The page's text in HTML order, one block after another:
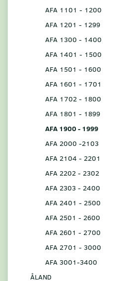
AFA 1101 - 1200
AFA 1201 - 1299
AFA 1300 - 1400
AFA 1401 - 1500
AFA 1501 - 1600
AFA 1601 - 1701
AFA 1702 - 1800
AFA 1801 - 1899
AFA 1900 - 1999
AFA 2000 -2103
AFA 2104 - 2201
AFA 2202 - 2302
AFA 2303 - 2400
AFA 2401 - 2500
AFA 2501 - 2600
AFA 2601 - 2700
AFA 2701 - 3000
AFA 3001-3400
ÅLAND